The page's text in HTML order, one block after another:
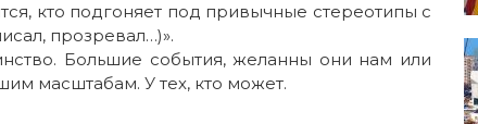
кто подгоняет под привычные стереотипы с
прозревал…)».
Большие события, желанны они нам или
масштабам. У тех, кто может.